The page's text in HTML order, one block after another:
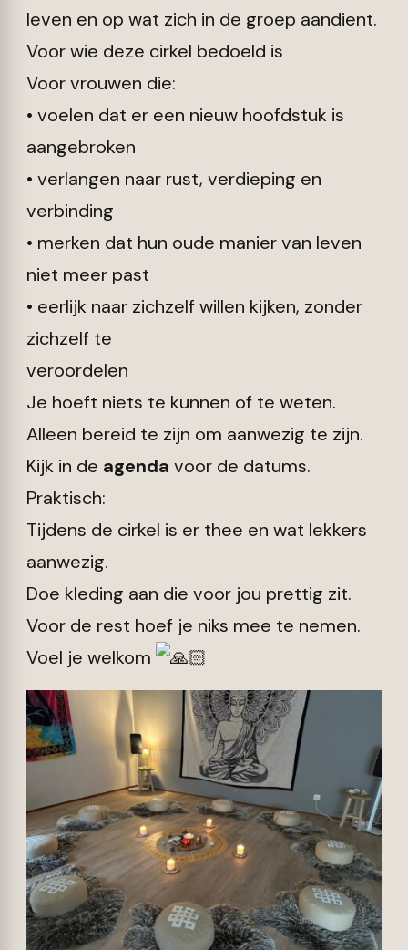
leven en op wat zich in de groep aandient.
Voor wie deze cirkel bedoeld is
Voor vrouwen die:
• voelen dat er een nieuw hoofdstuk is
aangebroken
• verlangen naar rust, verdieping en
verbinding
• merken dat hun oude manier van leven
niet meer past
• eerlijk naar zichzelf willen kijken, zonder
zichzelf te
veroordelen
Je hoeft niets te kunnen of te weten.
Alleen bereid te zijn om aanwezig te zijn.
Kijk in de agenda voor de datums.
Praktisch:
Tijdens de cirkel is er thee en wat lekkers
aanwezig.
Doe kleding aan die voor jou prettig zit.
Voor de rest hoef je niks mee te nemen.
Voel je welkom